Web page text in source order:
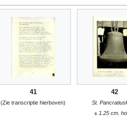
41
(Zie transcriptie hierboven)
42
St.
± 1.25 cm.